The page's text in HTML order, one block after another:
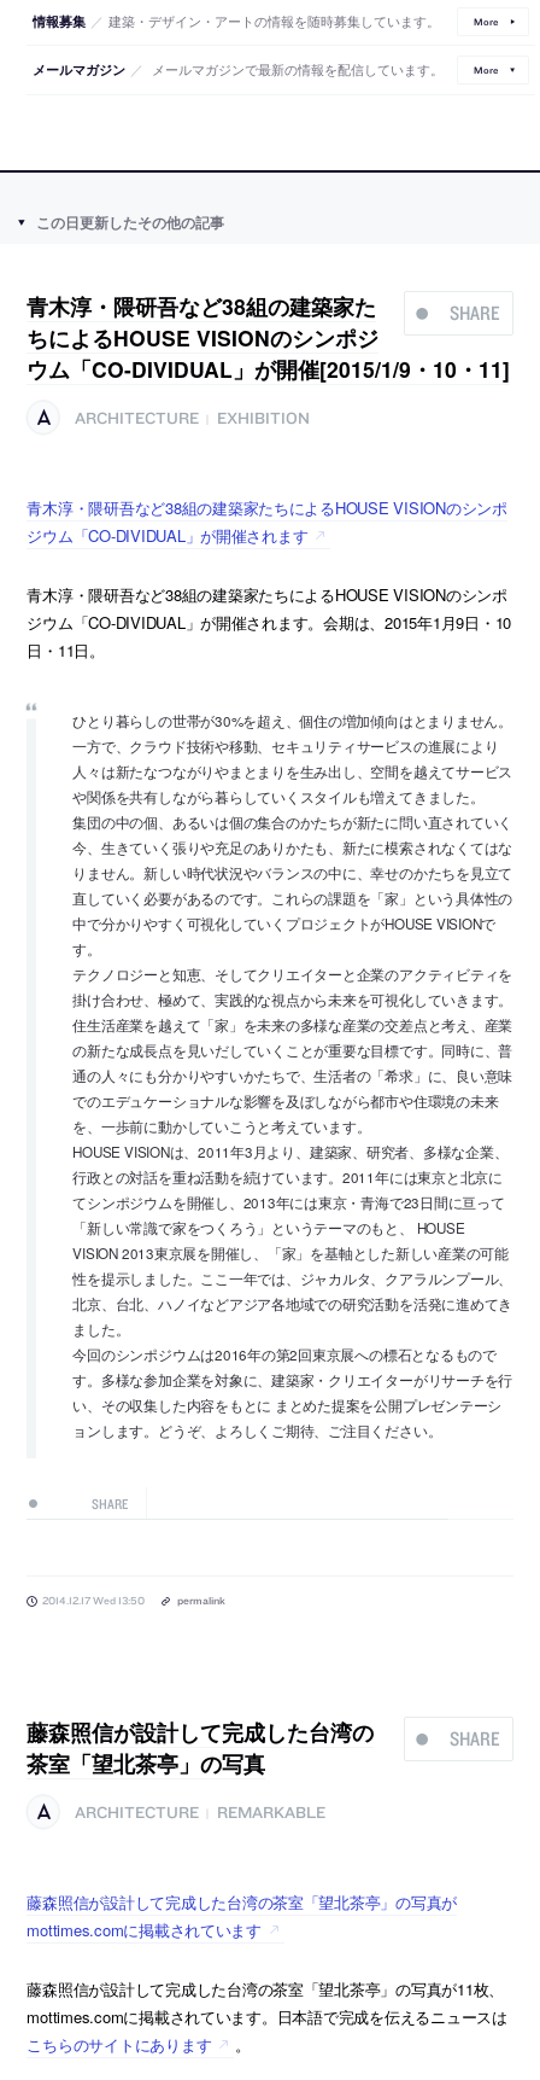
情報募集 ／ 建築・デザイン・アートの情報を随時募集しています。 More
メールマガジン ／ メールマガジンで最新の情報を配信しています。 More
この日更新したその他の記事
SHARE
青木淳・隈研吾など38組の建築家た
ちによるHOUSE VISIONのシンポジ
ウム「CO-DIVIDUAL」が開催[2015/1/9・10・11]
ARCHITECTURE EXHIBITION
青木淳・隈研吾など38組の建築家たちによるHOUSE VISIONのシンポ
ジウム「CO-DIVIDUAL」が開催されます
青木淳・隈研吾など38組の建築家たちによるHOUSE VISIONのシンポ
ジウム「CO-DIVIDUAL」が開催されます。会期は、2015年1月9日・10
日・11日。
ひとり暮らしの世帯が30%を超え、個住の増加傾向はとまりません。
一方で、クラウド技術や移動、セキュリティサービスの進展により
人々は新たなつながりやまとまりを生み出し、空間を越えてサービス
や関係を共有しながら暮らしていくスタイルも増えてきました。
集団の中の個、あるいは個の集合のかたちが新たに問い直されていく
今、生きていく張りや充足のありかたも、新たに模索されなくてはな
りません。新しい時代状況やバランスの中に、幸せのかたちを見立て
直していく必要があるのです。これらの課題を「家」という具体性の
中で分かりやすく可視化していくプロジェクトがHOUSE VISIONで
す。
テクノロジーと知恵、そしてクリエイターと企業のアクティビティを
掛け合わせ、極めて、実践的な視点から未来を可視化していきます。
住生活産業を越えて「家」を未来の多様な産業の交差点と考え、産業
の新たな成長点を見いだしていくことが重要な目標です。同時に、普
通の人々にも分かりやすいかたちで、生活者の「希求」に、良い意味
でのエデュケーショナルな影響を及ぼしながら都市や住環境の未来
を、一歩前に動かしていこうと考えています。
HOUSE VISIONは、2011年3月より、建築家、研究者、多様な企業、
行政との対話を重ね活動を続けています。2011年には東京と北京に
てシンポジウムを開催し、2013年には東京・青海で23日間に亘って
「新しい常識で家をつくろう」というテーマのもと、 HOUSE
VISION 2013東京展を開催し、「家」を基軸とした新しい産業の可能
性を提示しました。ここ一年では、ジャカルタ、クアラルンプール、
北京、台北、ハノイなどアジア各地域での研究活動を活発に進めてき
ました。
今回のシンポジウムは2016年の第2回東京展への標石となるもので
す。多様な参加企業を対象に、建築家・クリエイターがリサーチを行
い、その収集した内容をもとに まとめた提案を公開プレゼンテーシ
ョンします。どうぞ、よろしくご期待、ご注目ください。
SHARE
2014.12.17 Wed 13:50 permalink
SHARE
藤森照信が設計して完成した台湾の
茶室「望北茶亭」の写真
ARCHITECTURE REMARKABLE
藤森照信が設計して完成した台湾の茶室「望北茶亭」の写真が
mottimes.comに掲載されています
藤森照信が設計して完成した台湾の茶室「望北茶亭」の写真が11枚、
mottimes.comに掲載されています。日本語で完成を伝えるニュースは
こちらのサイトにあります
。